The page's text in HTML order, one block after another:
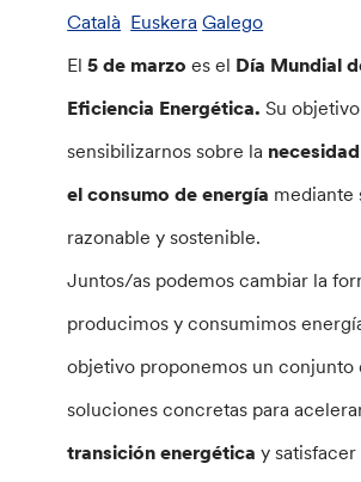
Català Euskera Galego
El5 de marzo es el Día Mundial
Eficiencia Energética.Su
sensibilizarnos sobre la
el consumo de energía mediante
razonable y sostenible.
Juntos/as podemos cambiar la
producimos y consumimos
objetivo proponemos un conjunto
soluciones concretas para
transición energética y satisfacer